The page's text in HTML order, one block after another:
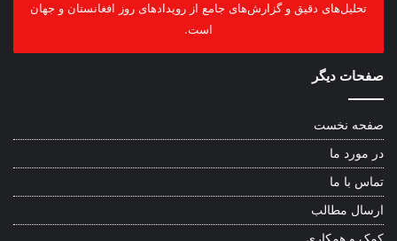
تحلیل‌های دقیق و گزارش‌های جامع از رویدادهای روز افغانستان و جهان
است.
صفحات دیگر
صفحه نخست
در مورد ما
تماس با ما
ارسال مطالب